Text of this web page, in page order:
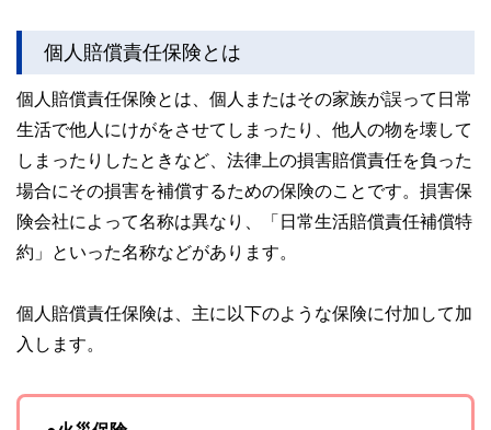
個人賠償責任保険とは
個人賠償責任保険とは、個人またはその家族が誤って日常
生活で他人にけがをさせてしまったり、他人の物を壊して
しまったりしたときなど、法律上の損害賠償責任を負った
場合にその損害を補償するための保険のことです。損害保
険会社によって名称は異なり、「日常生活賠償責任補償特
約」といった名称などがあります。
個人賠償責任保険は、主に以下のような保険に付加して加
入します。